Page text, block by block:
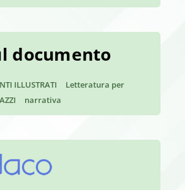
documento
ILLUSTRATI
Letteratura per
narrativa